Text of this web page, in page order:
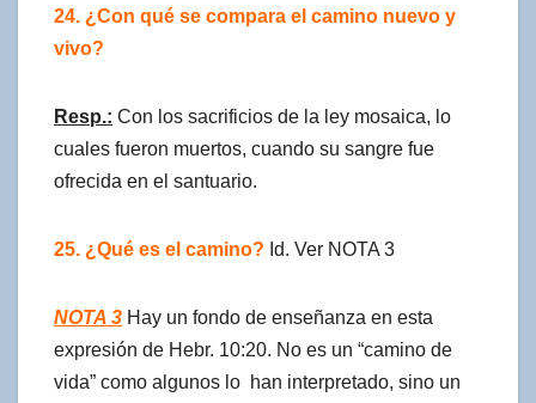
24. ¿Con qué se compara el camino nuevo y
vivo?
Resp.: Con los sacrificios de la ley mosaica, lo
cuales fueron muertos, cuando su sangre fue
ofrecida en el santuario.
25. ¿Qué es el camino? Id. Ver NOTA 3
NOTA 3 Hay un fondo de enseñanza en esta
expresión de Hebr. 10:20. No es un “camino de
vida” como algunos lo han interpretado, sino un